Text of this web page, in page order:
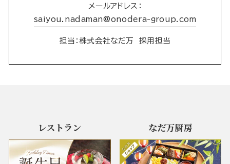
メールアドレス：
saiyou.nadaman@onodera-group.com
担当：株式会社なだ万 採用担当
レストラン なだ万厨房